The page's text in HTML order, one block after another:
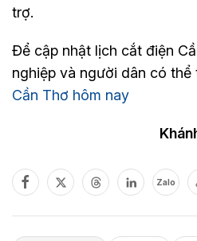
trợ.
Để cập nhật lịch cắt điện
nghiệp và người dân có thể
Cần Thơ hôm nay
Zalo